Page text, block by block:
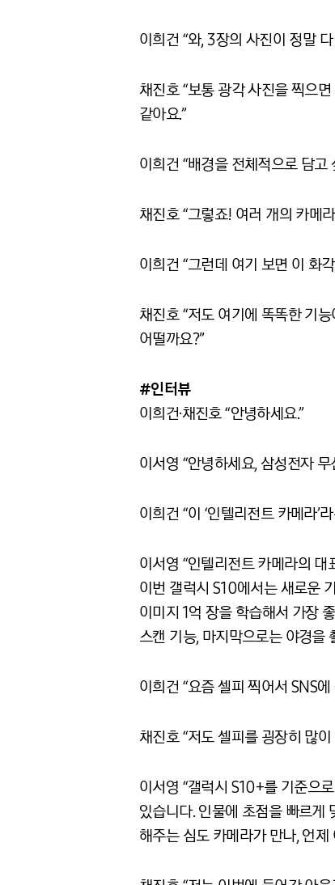
이희건 “와, 3장의 사진이 정말
채진호 “보통 광각 사진을 찍으
같아요.”
이희건 “배경을 전체적으로 담
채진호 “그렇죠! 여러 개의 카메
이희건 “그런데 여기 보면 이 화
채진호 “저도 여기에 똑똑한 기
어떨까요?”
#인터뷰
이희건·채진호 “안녕하세요.”
이서영 “안녕하세요, 삼성전자
이희건 “이 ‘인텔리전트 카메라’
이서영 “인텔리전트 카메라의
이번 갤럭시 S10에서는 새로운
이미지 1억 장을 학습해서 가장
스캔 기능, 마지막으로는 야경을
이희건 “요즘 셀피 찍어서 SNS
채진호 “저도 셀피를 굉장히 많
이서영 “갤럭시 S10+를 기준으
있습니다. 인물에 초점을 빠르게
해주는 심도 카메라가 만나, 언